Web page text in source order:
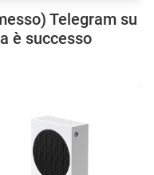
Telegram su
è successo